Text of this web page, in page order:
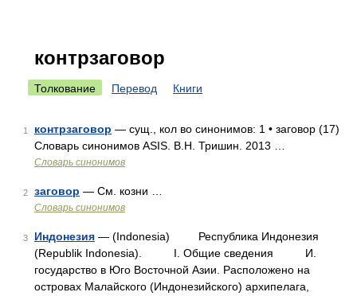
контрзаговор
Толкование Перевод Книги
1 контрзаговор — сущ., кол во синонимов: 1 • заговор (17)
Словарь синонимов ASIS. В.Н. Тришин. 2013 …
Словарь синонимов
2 заговор — См. козни …
Словарь синонимов
3 Индонезия — (Indonesia) Республика Индонезия
(Republik Indonesia). I. Общие сведения И.
государство в Юго Восточной Азии. Расположено на
островах Малайского (Индонезийского) архипелага,